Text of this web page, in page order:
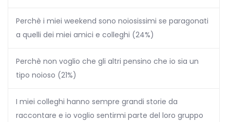
Perchè i miei weekend sono noiosissimi se paragonati
a quelli dei miei amici e colleghi (24%)
Perchè non voglio che gli altri pensino che io sia un
tipo noioso (21%)
I miei colleghi hanno sempre grandi storie da
raccontare e io voglio sentirmi parte del loro gruppo